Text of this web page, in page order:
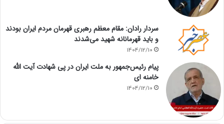
سردار رادان: مقام معظم رهبری قهرمان مردم ایران بودند
و باید قهرمانانه شهید می‌شدند
1404/12/10
پیام رئیس‌جمهور به ملت ایران در پی شهادت آیت الله
خامنه ای
1404/12/10